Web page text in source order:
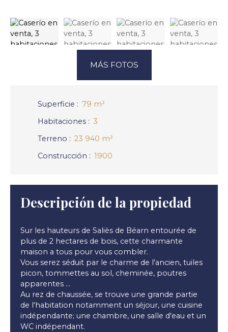
MÁS FOTOS
Superficie : 79 m²
Habitaciones : 3
Terreno : 23 940 m²
Construcción : 1900
Descripción de la propiedad
Sur les hauteurs de Saliès de Béarn entourée de
plus de 2 hectares de bois, cette charmante
maison a tous pour vous combler.
Vous serez séduit par le charme de l'ancien, tuiles
picon, tommettes au sol, cheminée, poutres
apparentes …
Au rez de chaussée, se trouve une grande partie
de l'habitation notamment un séjour, une cuisine
indépendante; une chambre, une salle d'eau et un
WC indépendant.